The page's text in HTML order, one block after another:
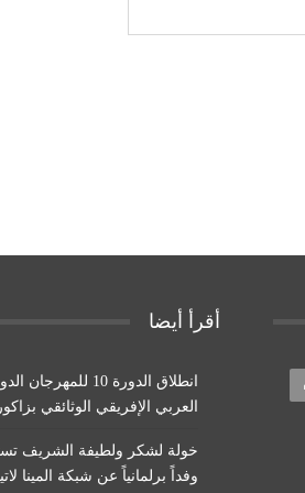
أقرأ أيضا
انطلاق الدورة 10 للمهرجان
العربي الإفريقي الوثائقي
خولة لشكر ولطيفة الشريف
وفداً برلمانياً عن شبكة المينا